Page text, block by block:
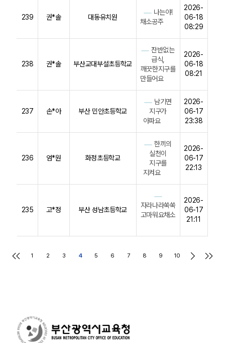
239 권*솔 대동유치원
나는야!
채소공주
2026-
06-18
08:29
238 권*솔 부산교대부설초등학교
잔반없는
급식,
깨끗한지구를
만들어요
2026-
06-18
08:21
237 손*아 부산 민안초등학교
남기면
지구가
아파요
2026-
06-17
23:38
236 엄*원 화정초등학교
한끼의
실천이
지구를
지켜요
2026-
06-17
22:13
235 고*정 부산 성남초등학교
자라나라쑥쑥
고마워요채소
2026-
06-17
21:11
1 2 3 4 5 6 7 8 9 10